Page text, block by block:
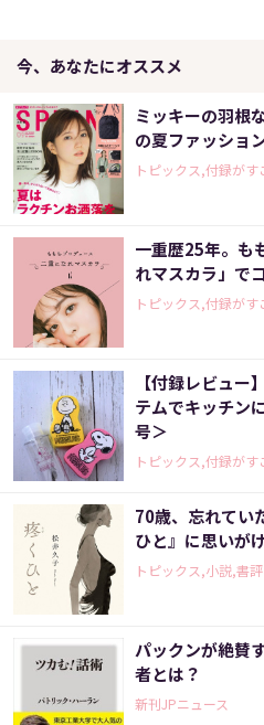
今、あなたにオススメ
ミッキーの羽根
の夏ファッショ
トピックス,付録が
一重歴25年。も
れマスカラ」で
トピックス,付録が
【付録レビュー
テムでキッチン
号＞
トピックス,付録が
70歳、忘れてい
ひと』に思いが
トピックス,小説,書評
パックンが絶賛
者とは？
新刊JPニュース